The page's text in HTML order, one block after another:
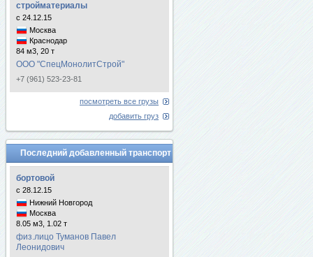
стройматериалы
с 24.12.15
Москва
Краснодар
84 м3, 20 т
ООО "СпецМонолитСтрой"
+7 (961) 523-23-81
посмотреть все грузы
добавить груз
Последний добавленный транспорт
бортовой
с 28.12.15
Нижний Новгород
Москва
8.05 м3, 1.02 т
физ.лицо Туманов Павел
Леонидович